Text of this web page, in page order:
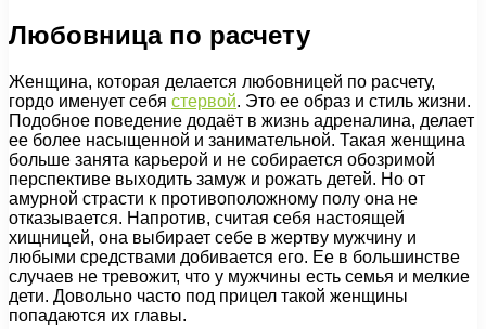
Любовница по расчету
Женщина, которая делается любовницей по расчету,
гордо именует себя стервой. Это ее образ и стиль жизни.
Подобное поведение додаёт в жизнь адреналина, делает
ее более насыщенной и занимательной. Такая женщина
больше занята карьерой и не собирается обозримой
перспективе выходить замуж и рожать детей. Но от
амурной страсти к противоположному полу она не
отказывается. Напротив, считая себя настоящей
хищницей, она выбирает себе в жертву мужчину и
любыми средствами добивается его. Ее в большинстве
случаев не тревожит, что у мужчины есть семья и мелкие
дети. Довольно часто под прицел такой женщины
попадаются их главы.